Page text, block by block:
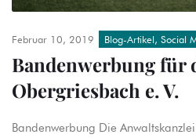
Februar 10, 2019 Blog-Artikel, Social
Bandenwerbung für
Obergriesbach e. V.
Bandenwerbung Die